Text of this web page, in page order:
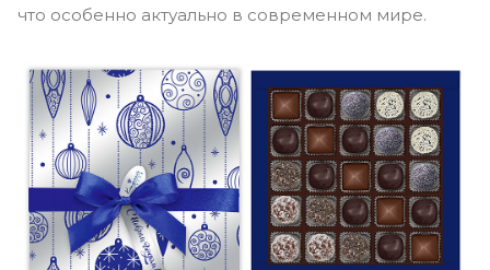
что особенно актуально в современном мире.